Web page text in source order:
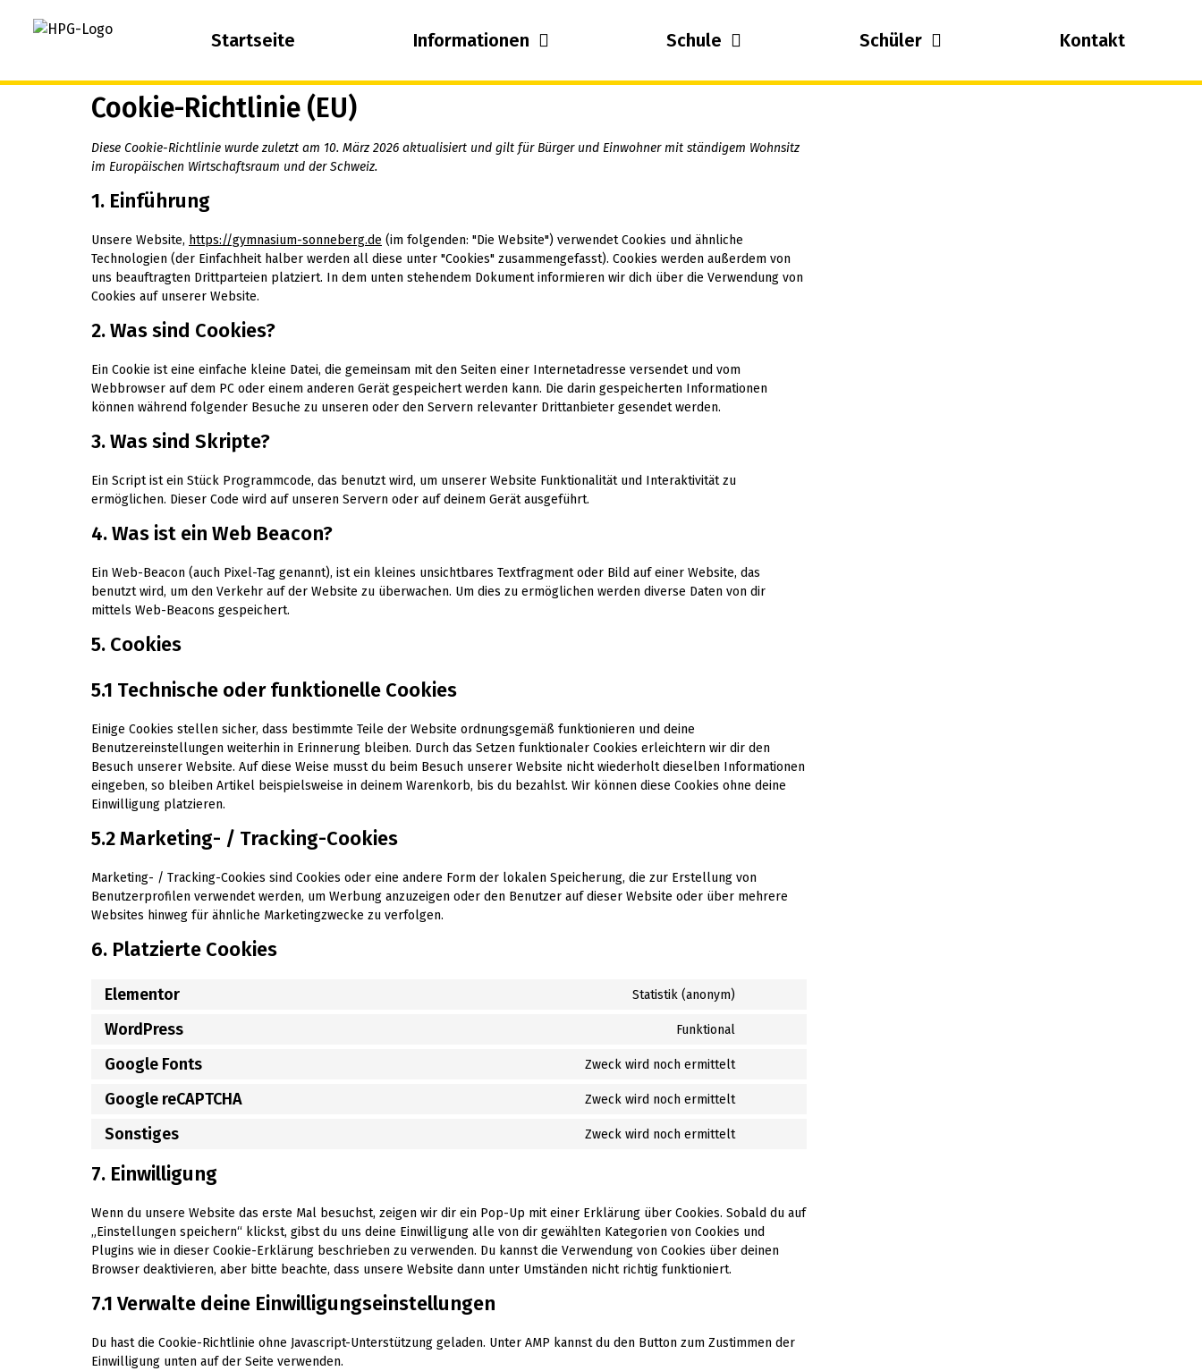
springen
Startseite Informationen Schule Schüler Kontakt
Cookie-Richtlinie (EU)
Diese Cookie-Richtlinie wurde zuletzt am 10. März 2026 aktualisiert und gilt für Bürger und Einwohner mit ständigem Wohnsitz
im Europäischen Wirtschaftsraum und der Schweiz.
1. Einführung
Unsere Website, https://gymnasium-sonneberg.de (im folgenden: "Die Website") verwendet Cookies und ähnliche
Technologien (der Einfachheit halber werden all diese unter "Cookies" zusammengefasst). Cookies werden außerdem von
uns beauftragten Drittparteien platziert. In dem unten stehendem Dokument informieren wir dich über die Verwendung von
Cookies auf unserer Website.
2. Was sind Cookies?
Ein Cookie ist eine einfache kleine Datei, die gemeinsam mit den Seiten einer Internetadresse versendet und vom
Webbrowser auf dem PC oder einem anderen Gerät gespeichert werden kann. Die darin gespeicherten Informationen
können während folgender Besuche zu unseren oder den Servern relevanter Drittanbieter gesendet werden.
3. Was sind Skripte?
Ein Script ist ein Stück Programmcode, das benutzt wird, um unserer Website Funktionalität und Interaktivität zu
ermöglichen. Dieser Code wird auf unseren Servern oder auf deinem Gerät ausgeführt.
4. Was ist ein Web Beacon?
Ein Web-Beacon (auch Pixel-Tag genannt), ist ein kleines unsichtbares Textfragment oder Bild auf einer Website, das
benutzt wird, um den Verkehr auf der Website zu überwachen. Um dies zu ermöglichen werden diverse Daten von dir
mittels Web-Beacons gespeichert.
5. Cookies
5.1 Technische oder funktionelle Cookies
Einige Cookies stellen sicher, dass bestimmte Teile der Website ordnungsgemäß funktionieren und deine
Benutzereinstellungen weiterhin in Erinnerung bleiben. Durch das Setzen funktionaler Cookies erleichtern wir dir den
Besuch unserer Website. Auf diese Weise musst du beim Besuch unserer Website nicht wiederholt dieselben Informationen
eingeben, so bleiben Artikel beispielsweise in deinem Warenkorb, bis du bezahlst. Wir können diese Cookies ohne deine
Einwilligung platzieren.
5.2 Marketing- / Tracking-Cookies
Marketing- / Tracking-Cookies sind Cookies oder eine andere Form der lokalen Speicherung, die zur Erstellung von
Benutzerprofilen verwendet werden, um Werbung anzuzeigen oder den Benutzer auf dieser Website oder über mehrere
Websites hinweg für ähnliche Marketingzwecke zu verfolgen.
6. Platzierte Cookies
Elementor Statistik (anonym)
WordPress Funktional
Google Fonts Zweck wird noch ermittelt
Google reCAPTCHA Zweck wird noch ermittelt
Sonstiges Zweck wird noch ermittelt
7. Einwilligung
Wenn du unsere Website das erste Mal besuchst, zeigen wir dir ein Pop-Up mit einer Erklärung über Cookies. Sobald du auf
„Einstellungen speichern“ klickst, gibst du uns deine Einwilligung alle von dir gewählten Kategorien von Cookies und
Plugins wie in dieser Cookie-Erklärung beschrieben zu verwenden. Du kannst die Verwendung von Cookies über deinen
Browser deaktivieren, aber bitte beachte, dass unsere Website dann unter Umständen nicht richtig funktioniert.
7.1 Verwalte deine Einwilligungseinstellungen
Du hast die Cookie-Richtlinie ohne Javascript-Unterstützung geladen. Unter AMP kannst du den Button zum Zustimmen der
Einwilligung unten auf der Seite verwenden.